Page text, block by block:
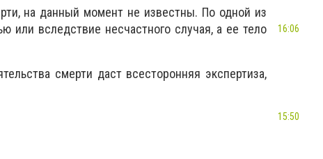
на данный момент не известны. По одной из
или вследствие несчастного случая, а ее тело
смерти даст всесторонняя экспертиза,
16:06
15:50